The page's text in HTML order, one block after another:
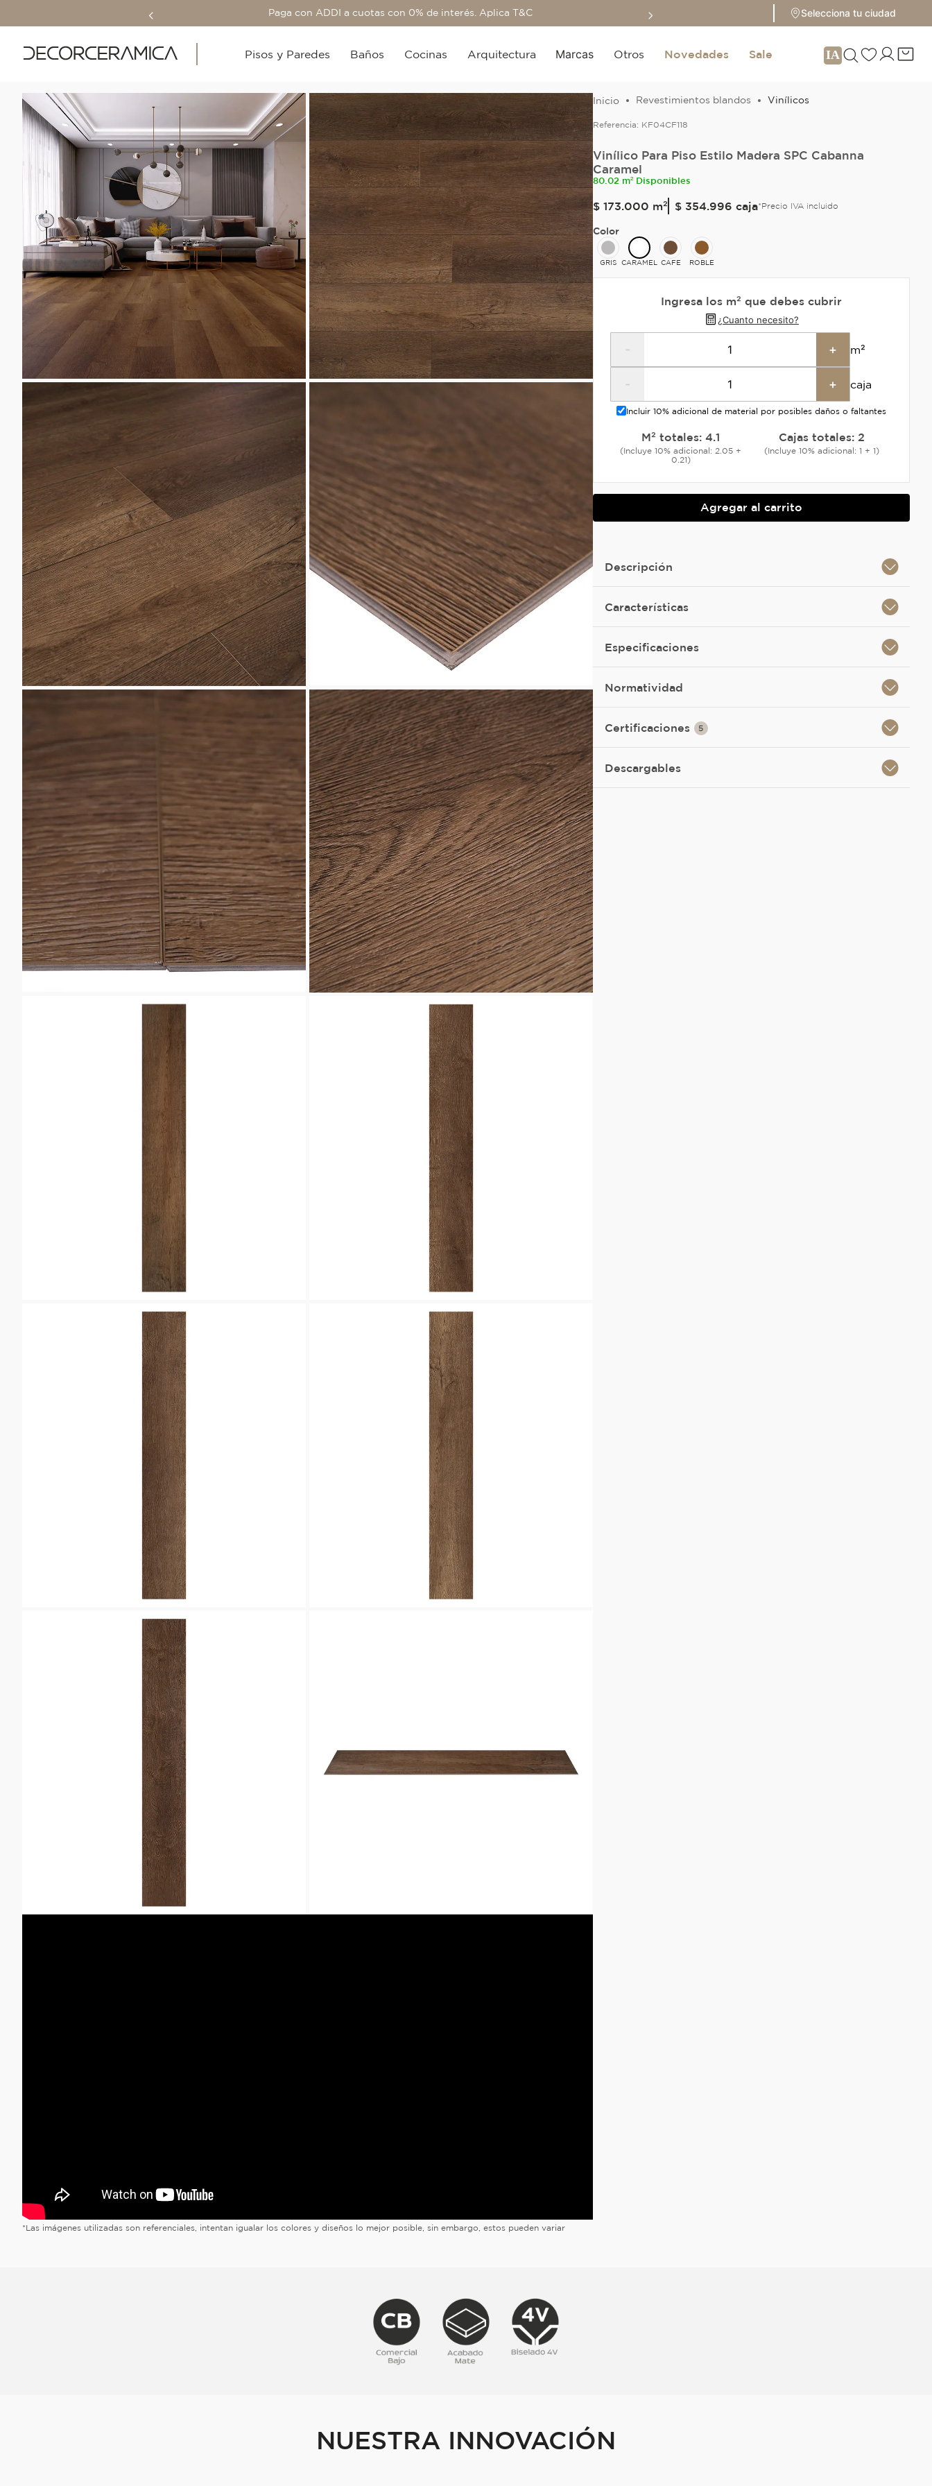
Paga con ADDI a cuotas con 0% de interés. Aplica T&C Sale hasta 70%
Selecciona tu ciudad
Pisos y Paredes Baños Cocinas Arquitectura Marcas Otros Novedades Sale
*Las imágenes utilizadas son referenciales, intentan igualar los colores y diseños lo mejor posible, sin embargo, estos pueden variar
Revestimientos blandos Vinílicos
Referencia: KF04CF118
Vinílico Para Piso Estilo Madera SPC Cabanna
Caramel
80.02 m² Disponibles
$ 173.000 m² $ 354.996 caja*Precio IVA incluido
Color
GRIS CARAMEL CAFE ROBLE
Ingresa los m² que debes cubrir
¿Cuanto necesito?
- + m²
- + caja
Incluir 10% adicional de material por posibles daños o faltantes
M² totales:4.1
(Incluye 10% adicional: 2.05 +
0.21)
Cajas totales: 2
(Incluye 10% adicional: 1 + 1)
Agregar al carrito
Descripción
Características
Especificaciones
Normatividad
Certificaciones 5
Descargables
NUESTRA INNOVACIÓN